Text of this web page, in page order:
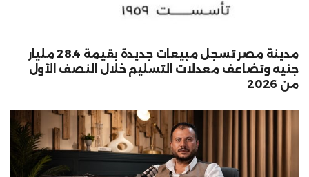
مدينة مصر تسجل مبيعات جديدة بقيمة 28.4 مليار
جنيه وتضاعف معدلات التسليم خلال النصف الأول
من 2026